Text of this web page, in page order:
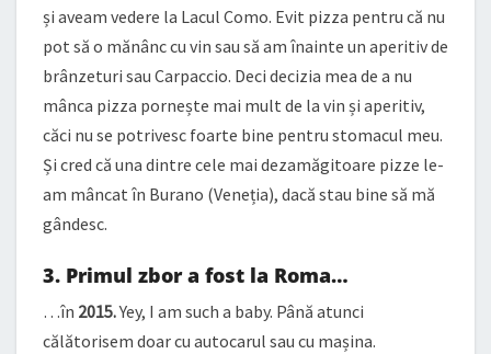
și aveam vedere la Lacul Como. Evit pizza pentru că nu
pot să o mănânc cu vin sau să am înainte un aperitiv de
brânzeturi sau Carpaccio. Deci decizia mea de a nu
mânca pizza pornește mai mult de la vin și aperitiv,
căci nu se potrivesc foarte bine pentru stomacul meu.
Și cred că una dintre cele mai dezamăgitoare pizze le-
am mâncat în Burano (Veneția), dacă stau bine să mă
gândesc.
3. Primul zbor a fost la Roma…
…în 2015.Yey, I am such a baby. Până atunci
călătorisem doar cu autocarul sau cu mașina.